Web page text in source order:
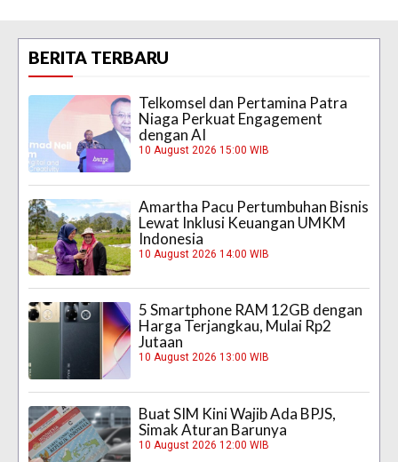
BERITA TERBARU
Telkomsel dan Pertamina Patra
Niaga Perkuat Engagement
dengan AI
10 August 2026 15:00 WIB
Amartha Pacu Pertumbuhan Bisnis
Lewat Inklusi Keuangan UMKM
Indonesia
10 August 2026 14:00 WIB
5 Smartphone RAM 12GB dengan
Harga Terjangkau, Mulai Rp2
Jutaan
10 August 2026 13:00 WIB
Buat SIM Kini Wajib Ada BPJS,
Simak Aturan Barunya
10 August 2026 12:00 WIB